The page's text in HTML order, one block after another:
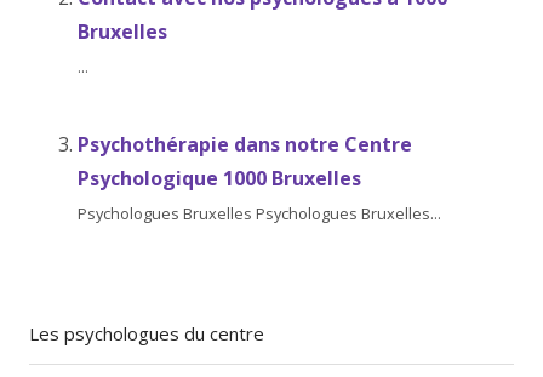
Bruxelles
...
Psychothérapie dans notre Centre
Psychologique 1000 Bruxelles
Psychologues Bruxelles Psychologues Bruxelles...
Les psychologues du centre